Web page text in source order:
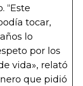
“Este
tocar,
lo
por los
vida», relató
que pidió